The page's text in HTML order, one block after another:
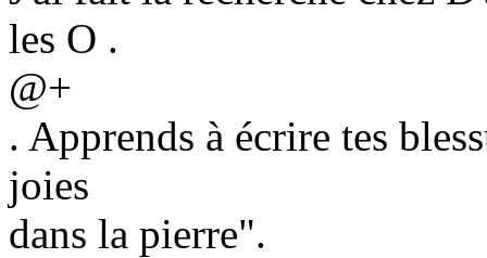
les O .
@+
. Apprends à écrire tes
joies
dans la pierre".